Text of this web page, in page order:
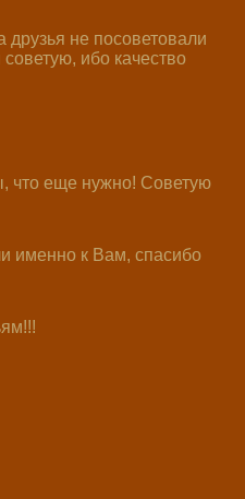
не посоветовали
ибо качество
что еще нужно! Советую
именно к Вам, спасибо